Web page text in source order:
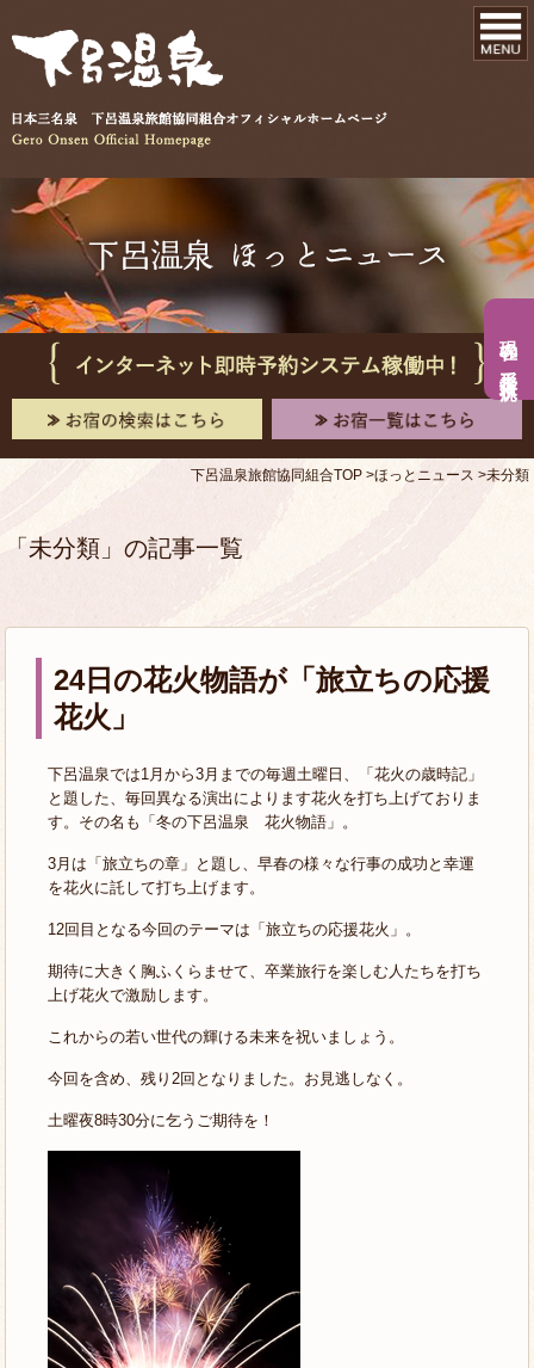
現在の手形入浴状況
下呂温泉旅館協同組合TOP ほっとニュース 未分類
「未分類」の記事一覧
24日の花火物語が「旅立ちの応援
花火」
下呂温泉では1月から3月までの毎週土曜日、「花火の歳時記」
と題した、毎回異なる演出によります花火を打ち上げておりま
す。その名も「冬の下呂温泉 花火物語」。
3月は「旅立ちの章」と題し、早春の様々な行事の成功と幸運
を花火に託して打ち上げます。
12回目となる今回のテーマは「旅立ちの応援花火」。
期待に大きく胸ふくらませて、卒業旅行を楽しむ人たちを打ち
上げ花火で激励します。
これからの若い世代の輝ける未来を祝いましょう。
今回を含め、残り2回となりました。お見逃しなく。
土曜夜8時30分に乞うご期待を！